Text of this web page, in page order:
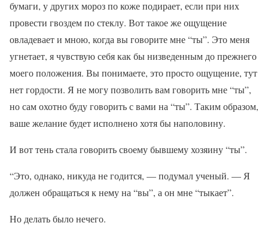
бумаги, у других мороз по коже подирает, если при них
провести гвоздем по стеклу. Вот такое же ощущение
овладевает и мною, когда вы говорите мне “ты”. Это меня
угнетает, я чувствую себя как бы низведенным до прежнего
моего положения. Вы понимаете, это просто ощущение, тут
нет гордости. Я не могу позволить вам говорить мне “ты”,
но сам охотно буду говорить с вами на “ты”. Таким образом,
ваше желание будет исполнено хотя бы наполовину.
И вот тень стала говорить своему бывшему хозяину “ты”.
“Это, однако, никуда не годится, — подумал ученый. — Я
должен обращаться к нему на “вы”, а он мне “тыкает”.
Но делать было нечего.